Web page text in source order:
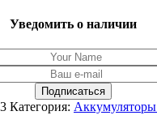
Уведомить о наличии
Категория: